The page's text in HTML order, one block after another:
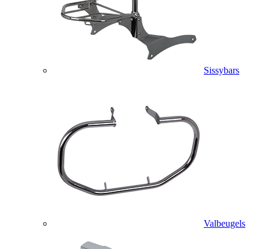
Sissybars
Valbeugels